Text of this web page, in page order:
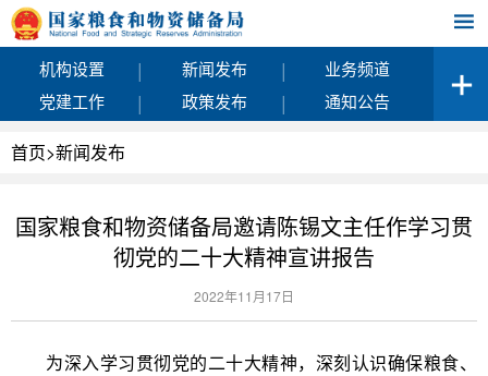
机构设置 | 新闻发布 |
业务频道
党建工作
| 政策发布 | 通知公告
首页>新闻发布
国家粮食和物资储备局邀请陈锡文主任作学习贯
彻党的二十大精神宣讲报告
2022年11月17日
为深入学习贯彻党的二十大精神，深刻认识确保粮食、